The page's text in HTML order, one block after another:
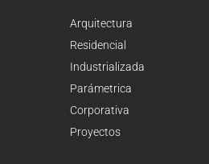
Arquitectura
Residencial
Industrializada
Parámetrica
Corporativa
Proyectos